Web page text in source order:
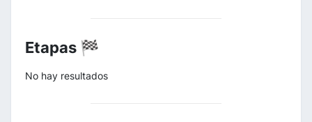
Etapas 🏁
No hay resultados